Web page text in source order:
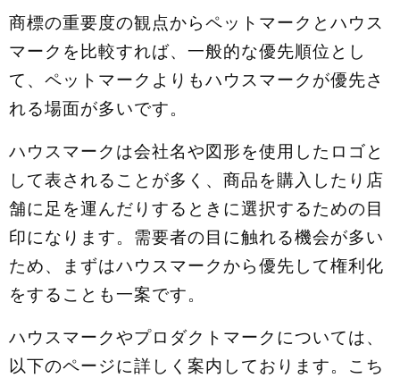
商標の重要度の観点からペットマークとハウス
マークを比較すれば、一般的な優先順位とし
て、ペットマークよりもハウスマークが優先さ
れる場面が多いです。
ハウスマークは会社名や図形を使用したロゴと
して表されることが多く、商品を購入したり店
舗に足を運んだりするときに選択するための目
印になります。需要者の目に触れる機会が多い
ため、まずはハウスマークから優先して権利化
をすることも一案です。
ハウスマークやプロダクトマークについては、
以下のページに詳しく案内しております。こち